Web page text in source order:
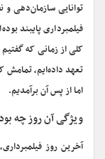
توانایی سازمان‌دهی و
فیلمبرداری پایبند
کلی از زمانی که
تعهد داده‌ایم، تمامش
اما از پس آن برآمدیم.
ویژگی آن روز چه
آخرین روز